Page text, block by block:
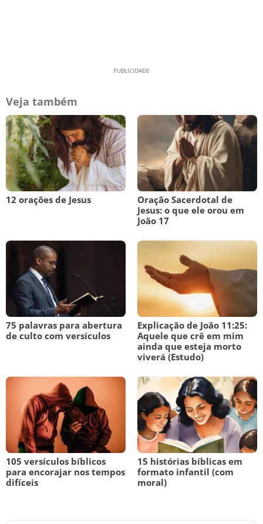
Veja também
12 orações de Jesus
Oração Sacerdotal de
Jesus: o que ele orou em
João 17
75 palavras para abertura
de culto com versículos
Explicação de João 11:25:
Aquele que crê em mim
ainda que esteja morto
viverá (Estudo)
105 versículos bíblicos
para encorajar nos tempos
difíceis
15 histórias bíblicas em
formato infantil (com
moral)